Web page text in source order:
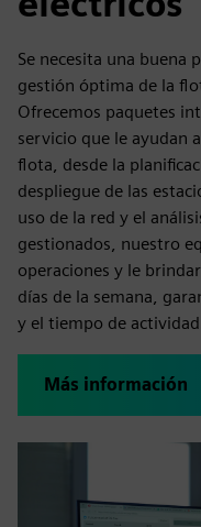
Se necesita una buena
gestión óptima de la
Ofrecemos paquetes
servicio que le ayudan
flota, desde la
despliegue de las
uso de la red y el
gestionados, nuestro
operaciones y le
días de la semana,
y el tiempo de
Más información